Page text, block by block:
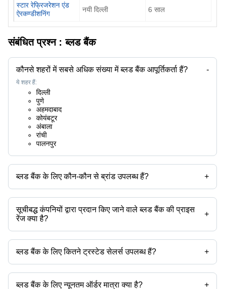
स्टार रेफ्रिजरेशन एंड
ऐरकण्डीशनिंग
नयी दिल्ली 6 साल
संबंधित प्रश्न :ब्लड बैंक
कौनसे शहरों में सबसे अधिक संख्या में ब्लड बैंक आपूर्तिकर्ता हैं? -
ये शहर हैं:
दिल्ली
पुणे
अहमदाबाद
कोयंबटूर
अंबाला
रांची
पालनपुर
ब्लड बैंक के लिए कौन-कौन से ब्रांड उपलब्ध हैं? +
उपलब्ध ब्रांड हैं -
सूचीबद्ध कंपनियों द्वारा प्रदान किए जाने वाले ब्लड बैंक की प्राइस
रेंज क्या है?
+
ब्लड बैंक की प्राइस रेंज है -
कंपनी का नाम मुद्रा प्रोडक्ट का नाम
ब्लड बैंक के लिए कितने ट्रस्टेड सेलर्स उपलब्ध हैं? +
ब्लड बैंक के ट्रस्टेड सेलर्स हैं:
लाभ प्रोजेक्ट्स पवत. ल्टड.
स्टार रेफ्रिजरेशन एंड ऐरकण्डीशनिंग
ब्लड बैंक के लिए न्यूनतम ऑर्डर मात्रा क्या है? +